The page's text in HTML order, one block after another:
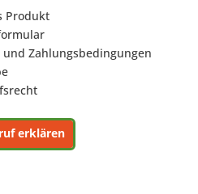
Produkt
und Zahlungsbedingungen
erklären